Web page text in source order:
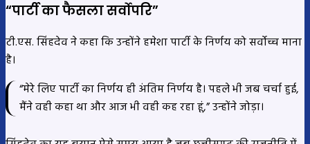
“पार्टी का फैसला सर्वोपरि”
टी.एस. सिंहदेव ने कहा कि उन्होंने हमेशा पार्टी के निर्णय को सर्वोच्च माना
है।
“मेरे लिए पार्टी का निर्णय ही अंतिम निर्णय है। पहले भी जब चर्चा हुई,
मैंने वही कहा था और आज भी वही कह रहा हूं,” उन्होंने जोड़ा।